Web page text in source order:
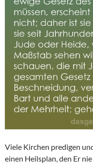
Viele Kirchen predigen
einen Heilsplan, den Er